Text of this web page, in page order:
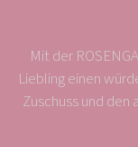
Mit der
Liebling einen
Zuschuss und